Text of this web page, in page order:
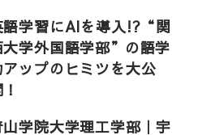
をご紹介します！
ースについて
学科の2学科体制。経営学科
的に学び、経営についての
語学習にAIを導入!?“関
大学外国語学部”の語学
アップのヒミツを大公
山学院大学理工学部｜宇